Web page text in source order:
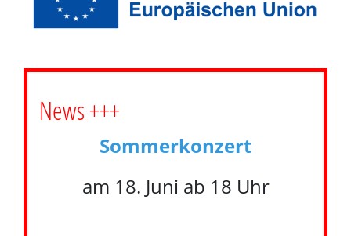
News +++
Sommerkonzert
am 18. Juni ab 18 Uhr